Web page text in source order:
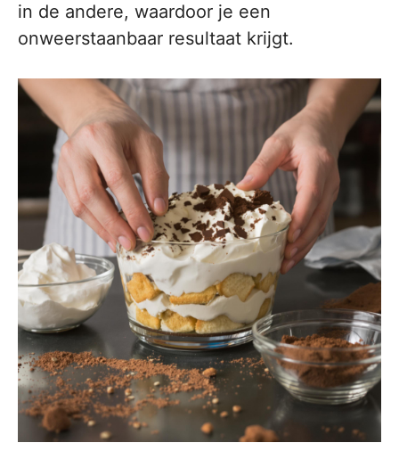
in de andere, waardoor je een
onweerstaanbaar resultaat krijgt.